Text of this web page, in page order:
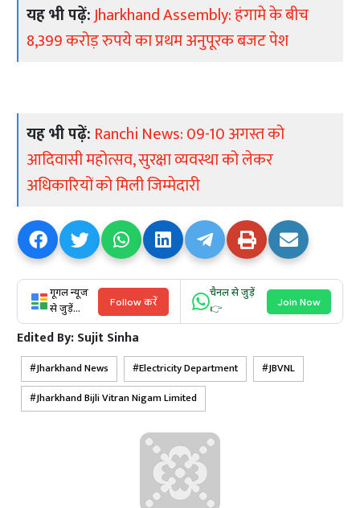
यह भी पढ़ें:Jharkhand Assembly: हंगामे के बीच
8,399 करोड़ रुपये का प्रथम अनुपूरक बजट पेश
यह भी पढ़ें: Ranchi News: 09-10 अगस्त को
आदिवासी महोत्सव, सुरक्षा व्यवस्था को लेकर
अधिकारियों को मिली जिम्मेदारी
गूगल न्यूज
से जुड़ें...
Follow करें
चैनल से जुड़ें
👉
Join Now
Edited By:Sujit Sinha
Jharkhand News Electricity Department
JBVNL
Jharkhand Bijli Vitran Nigam Limited